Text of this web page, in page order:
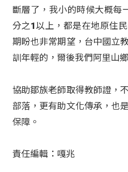
斷層了，我小的時候大概每
分之1以上，都是在地原住
期盼也非常期望，台中國立
訓年輕的，爾後我們阿里山
協助鄒族老師取得教師證，
部落，更有助文化傳承，也
保障。
責任編輯：嘎兆